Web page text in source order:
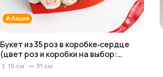
Акция
Букет из 35 роз в коробке‑сердце
(цвет роз и коробки на выбор:
красный/розовый/белый)
15 см 31 см